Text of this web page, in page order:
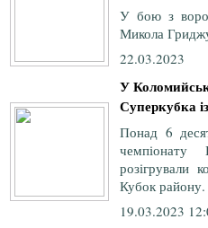
У бою з
Микола
22.03.2023
У
Суперкубка
Понад 6
розігрували
Кубок району.
19.03.2023